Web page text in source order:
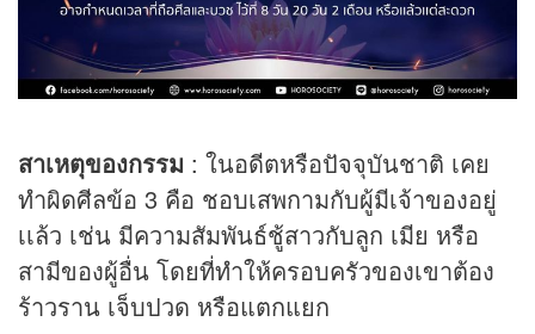
สาเหตุของกรรม : ในอดีตหรือปัจจุบันชาติ เคย
ทำผิดศีลข้อ 3 คือ ชอบเสพกามกับผู้มีเจ้าของอยู่
เเล้ว เช่น มีความสัมพันธ์ชู้สาวกับลูก เมีย หรือ
สามีของผู้อื่น โดยที่ทำให้ครอบครัวของเขาต้อง
ร้าวราน เจ็บปวด หรือแตกแยก